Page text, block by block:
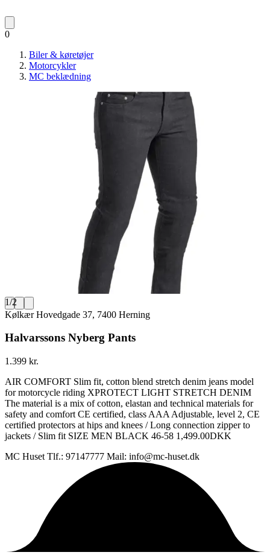
0
Biler & køretøjer
Motorcykler
MC beklædning
1/2
Kølkær Hovedgade 37, 7400 Herning
Halvarssons Nyberg Pants
1.399 kr.
AIR COMFORT Slim fit, cotton blend stretch denim jeans model
for motorcycle riding XPROTECT LIGHT STRETCH DENIM
The material is a mix of cotton, elastan and technical materials for
safety and comfort CE certified, class AAA Adjustable, level 2, CE
certified protectors at hips and knees / Long connection zipper to
jackets / Slim fit SIZE MEN BLACK 46-58 1,499.00DKK
MC Huset Tlf.: 97147777 Mail: info@mc-huset.dk